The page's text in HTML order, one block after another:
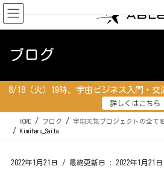
コ
ン
テ
移
ナ
ビ
ゲ
ン
ブログ
8/18（火）19時、宇宙ビジネス入門・交
詳しくはこちら
HOME ブログ
宇宙天気プロジェクトの全て
Kimiharu_Saita
2022年1月21日 / 最終更新日 : 2022年1月21日